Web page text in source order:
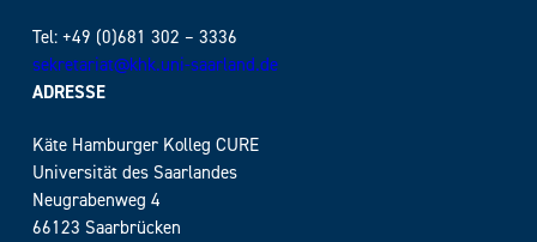
Tel: +49 (0)681 302 – 3336
sekretariat@khk.uni-saarland.de
ADRESSE
Käte Hamburger Kolleg CURE
Universität des Saarlandes
Neugrabenweg 4
66123 Saarbrücken